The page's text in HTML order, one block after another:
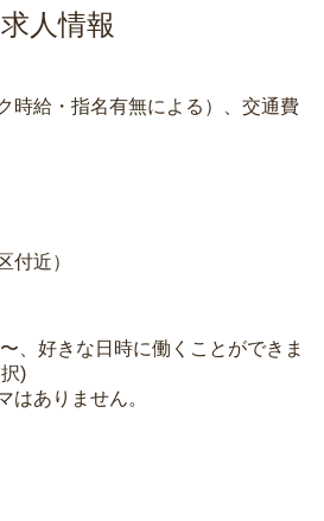
求人情報
時給・指名有無による）、交通費
付近）
、好きな日時に働くことができま
)
はありません。